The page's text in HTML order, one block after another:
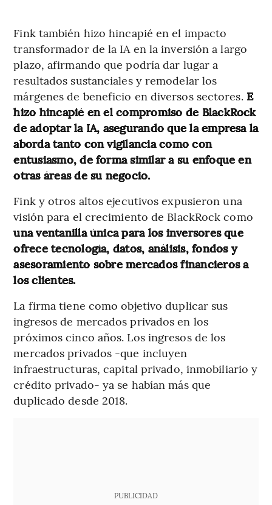
Fink también hizo hincapié en el impacto
transformador de la IA en la inversión a largo
plazo, afirmando que podría dar lugar a
resultados sustanciales y remodelar los
márgenes de beneficio en diversos sectores. E
hizo hincapié en el compromiso de BlackRock
de adoptar la IA, asegurando que la empresa la
aborda tanto con vigilancia como con
entusiasmo, de forma similar a su enfoque en
otras áreas de su negocio.
Fink y otros altos ejecutivos expusieron una
visión para el crecimiento de BlackRock como
una ventanilla única para los inversores que
ofrece tecnología, datos, análisis, fondos y
asesoramiento sobre mercados financieros a
los clientes.
La firma tiene como objetivo duplicar sus
ingresos de mercados privados en los
próximos cinco años. Los ingresos de los
mercados privados -que incluyen
infraestructuras, capital privado, inmobiliario y
crédito privado- ya se habían más que
duplicado desde 2018.
PUBLICIDAD